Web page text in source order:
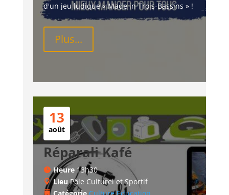
d'un jeu ludique « Made in Trois-Bassins » !
Plus...
13
août
Réparali Kafé
Heure 13h30
LieuPôle Culturel et Sportif